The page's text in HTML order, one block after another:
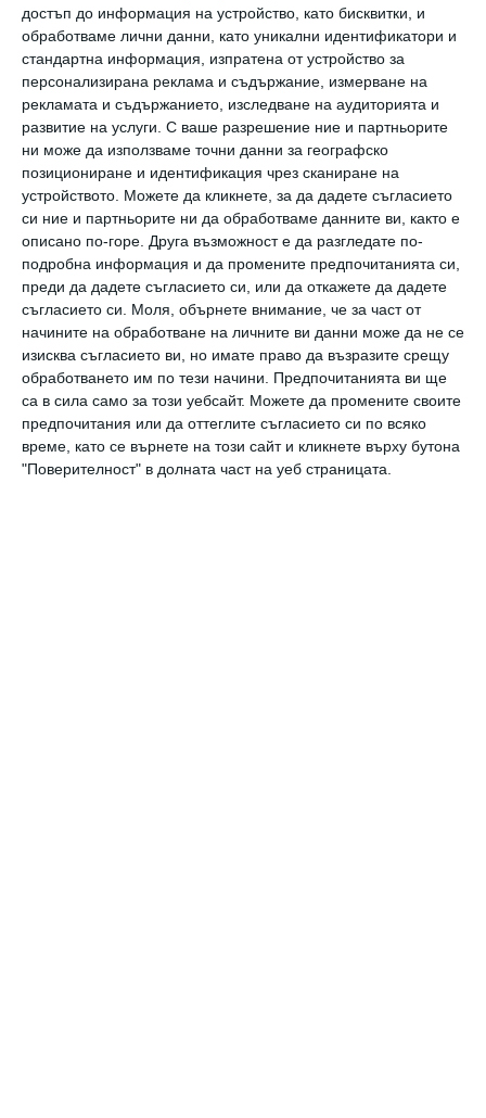
достъп до информация на устройство, като бисквитки, и
обработваме лични данни, като уникални идентификатори и
стандартна информация, изпратена от устройство за
персонализирана реклама и съдържание, измерване на
рекламата и съдържанието, изследване на аудиторията и
развитие на услуги. С ваше разрешение ние и партньорите
ни може да използваме точни данни за географско
позициониране и идентификация чрез сканиране на
устройството. Можете да кликнете, за да дадете съгласието
си ние и партньорите ни да обработваме данните ви, както е
описано по-горе. Друга възможност е да разгледате по-
подробна информация и да промените предпочитанията си,
преди да дадете съгласието си, или да откажете да дадете
съгласието си.
Моля, обърнете внимание, че за част от
начините на обработване на личните ви данни може да не се
изисква съгласието ви, но имате право да възразите срещу
обработването им по тези начини. Предпочитанията ви ще
са в сила само за този уебсайт. Можете да промените своите
предпочитания или да оттеглите съгласието си по всяко
време, като се върнете на този сайт и кликнете върху бутона
"Поверителност" в долната част на уеб страницата.